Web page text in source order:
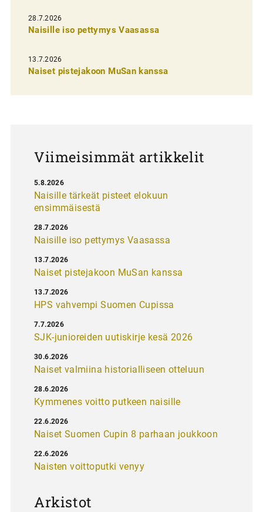
e
n
e
28.7.2026
Naisille iso pettymys Vaasassa
13.7.2026
Naiset pistejakoon MuSan kanssa
Viimeisimmät artikkelit
Naisille tärkeät pisteet elokuun
ensimmäisestä
5.8.2026
Naisille iso pettymys Vaasassa
28.7.2026
Naiset pistejakoon MuSan kanssa
13.7.2026
HPS vahvempi Suomen Cupissa
13.7.2026
SJK-junioreiden uutiskirje kesä 2026
7.7.2026
Naiset valmiina historialliseen otteluun
30.6.2026
Kymmenes voitto putkeen naisille
28.6.2026
Naiset Suomen Cupin 8 parhaan joukkoon
22.6.2026
Naisten voittoputki venyy
22.6.2026
Arkistot